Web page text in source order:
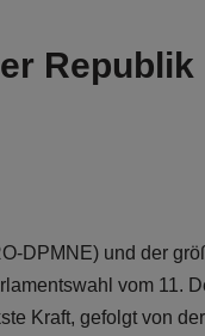
DPMNE) und der
vom 11.
Kraft, gefolgt von